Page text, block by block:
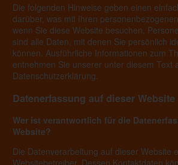
Die folgenden Hinweise geben einen
darüber, was mit Ihren
wenn Sie diese Website besuchen.
sind alle Daten, mit denen Sie persönlich
können. Ausführliche Informationen zum
entnehmen Sie unserer unter diesem Text
Datenschutzerklärung.
Datenerfassung auf dieser Website
Wer ist verantwortlich für die
Website?
Die Datenverarbeitung auf dieser Website